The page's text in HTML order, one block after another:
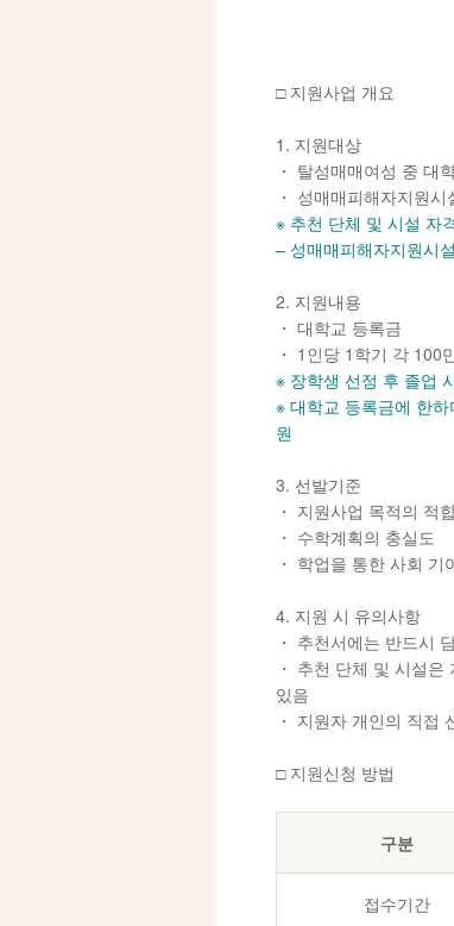
□ 지원사업 개요
1. 지원대상
・ 탈성매매여성 중 대
・ 성매매피해자지원
※ 추천 단체 및 시설 자
– 성매매피해자지원시
2. 지원내용
・ 대학교 등록금
・ 1인당 1학기 각 100
※ 장학생 선정 후 졸업
※ 대학교 등록금에 한
원
3. 선발기준
・ 지원사업 목적의 적
・ 수학계획의 충실도
・ 학업을 통한 사회 기
4. 지원 시 유의사항
・ 추천서에는 반드시
・ 추천 단체 및 시설
있음
・ 지원자 개인의 직접
□ 지원신청 방법
구분
접수기간